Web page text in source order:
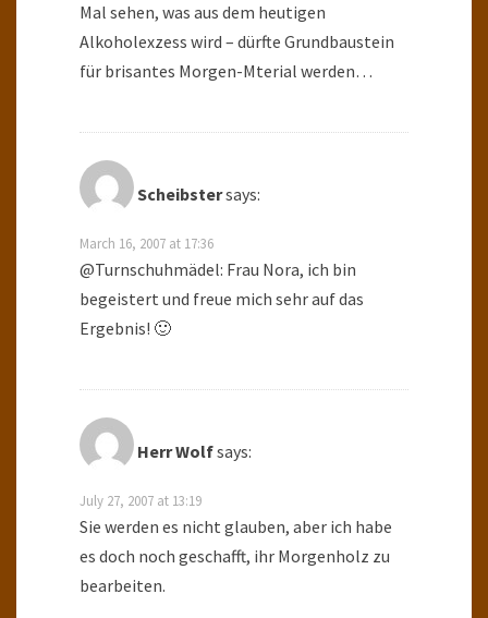
Mal sehen, was aus dem heutigen
Alkoholexzess wird – dürfte Grundbaustein
für brisantes Morgen-Mterial werden…
Scheibstersays:
March 16, 2007 at 17:36
@Turnschuhmädel: Frau Nora, ich bin
begeistert und freue mich sehr auf das
Ergebnis! 🙂
Herr Wolfsays:
July 27, 2007 at 13:19
Sie werden es nicht glauben, aber ich habe
es doch noch geschafft, ihr Morgenholz zu
bearbeiten.